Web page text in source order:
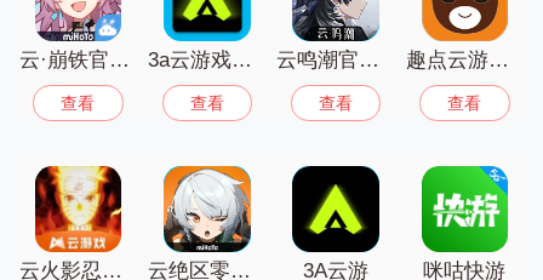
试吧！
云·崩铁官方版
查看
3a云游戏正版安装
查看
云鸣潮官方正版
查看
趣点云游戏最新版
查看
云火影忍者秒玩 云绝区零正版 3A云游 咪咕快游